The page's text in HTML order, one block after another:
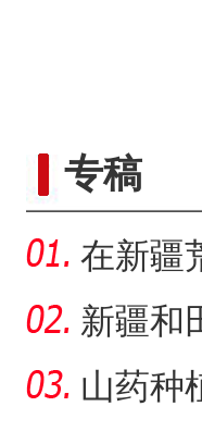
专稿
在新疆
村镇
新疆和
子巷”
山药种